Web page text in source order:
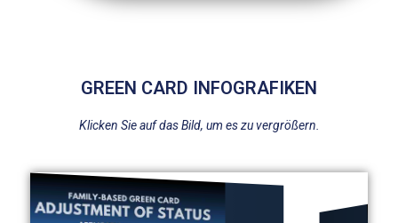
GREEN CARD INFOGRAFIKEN
Klicken Sie auf das Bild, um es zu vergrößern.